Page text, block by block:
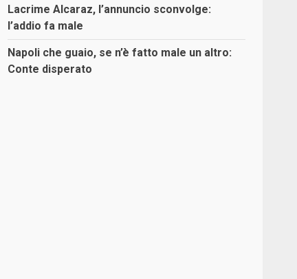
Lacrime Alcaraz, l’annuncio sconvolge:
l’addio fa male
Napoli che guaio, se n’è fatto male un altro:
Conte disperato